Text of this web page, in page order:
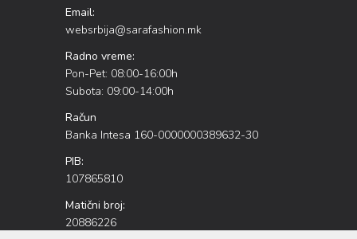
Email:
websrbija@sarafashion.mk
Radno vreme:
Pon-Pet: 08:00-16:00h
Subota: 09:00-14:00h
Račun
Banka Intesa 160-0000000389632-30
PIB:
107865810
Matični broj:
20886226